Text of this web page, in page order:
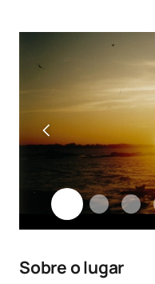
Sobre o lugar